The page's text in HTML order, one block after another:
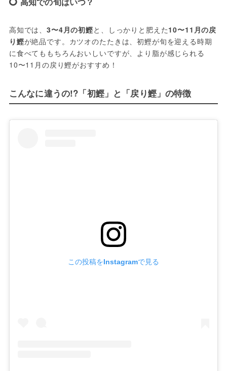
高知では、3〜4月の初鰹と、しっかりと肥えた10〜11月の戻
り鰹が絶品です。カツオのたたきは、初鰹が旬を迎える時期
に食べてももちろんおいしいですが、より脂が感じられる
10〜11月の戻り鰹がおすすめ！
こんなに違うの!?「初鰹」と「戻り鰹」の特徴
この投稿をInstagramで見る